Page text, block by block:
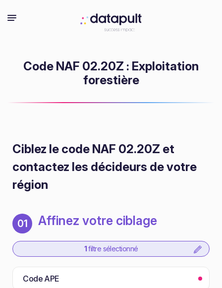
Code NAF 02.20Z : Exploitation
forestière
Ciblez le code NAF 02.20Z et
contactez les décideurs de votre
région
01 Affinez votre ciblage
1 filtre sélectionné
Code APE